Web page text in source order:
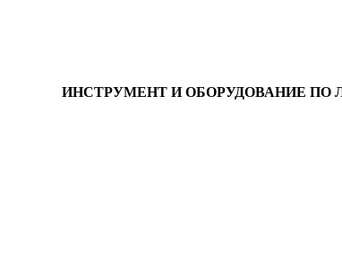
ИНСТРУМЕНТ И ОБОРУДОВАНИЕ